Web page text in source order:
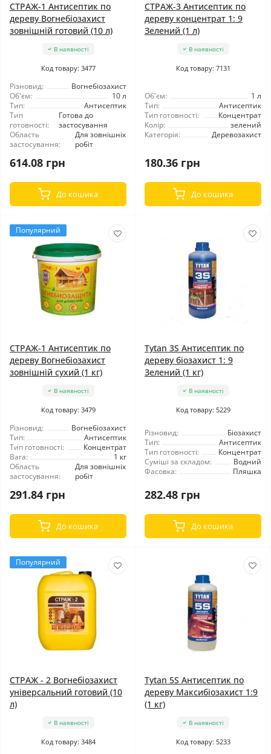
СТРАЖ-1 Антисептик по
дереву Вогнебіозахист
зовнішній готовий (10 л)
В наявності
Код товару: 3477
Різновид:
Вогнебіозахист
Об'єм:
10 л
Тип:
Антисептик
Тип
готовності:
Готова до
застосування
Область
застосування:
Для зовнішніх
робіт
614.08 грн
До кошика
СТРАЖ-3 Антисептик по
дереву концентрат 1: 9
Зелений (1 л)
В наявності
Код товару: 7131
Об'єм:
1 л
Тип:
Антисептик
Тип готовності:
Концентрат
Колір:
зелений
Категорія:
Деревозахист
180.36 грн
До кошика
Популярний
СТРАЖ-1 Антисептик по
дереву Вогнебіозахист
зовнішній сухий (1 кг)
В наявності
Код товару: 3479
Різновид:
Вогнебіозахист
Тип:
Антисептик
Тип готовності:
Концентрат
Вага:
1 кг
Область
застосування:
Для зовнішніх
робіт
291.84 грн
До кошика
Tytan 3S Антисептик по
дереву біозахист 1: 9
Зелений (1 кг)
В наявності
Код товару: 5229
Різновид:
Біозахист
Тип:
Антисептик
Тип готовності:
Концентрат
Суміші за складом:
Водний
Фасовка:
Пляшка
282.48 грн
До кошика
Популярний
СТРАЖ - 2 Вогнебіозахист
універсальний готовий (10
л)
В наявності
Код товару: 3484
Tytan 5S Антисептик по
дереву Максибіозахист 1:9
(1 кг)
В наявності
Код товару: 5233